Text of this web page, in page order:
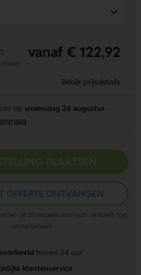
vanaf € 122,92
Bekijk prijsdetails
op woensdag 26 augustus
PLAATSEN
OFFERTE ONTVANGEN
· Je zit nergens aan vast · Je hoeft nog
niet te betalen
binnen 24 uur
klantenservice